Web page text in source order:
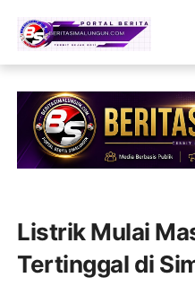
Listrik Mulai
Tertinggal di